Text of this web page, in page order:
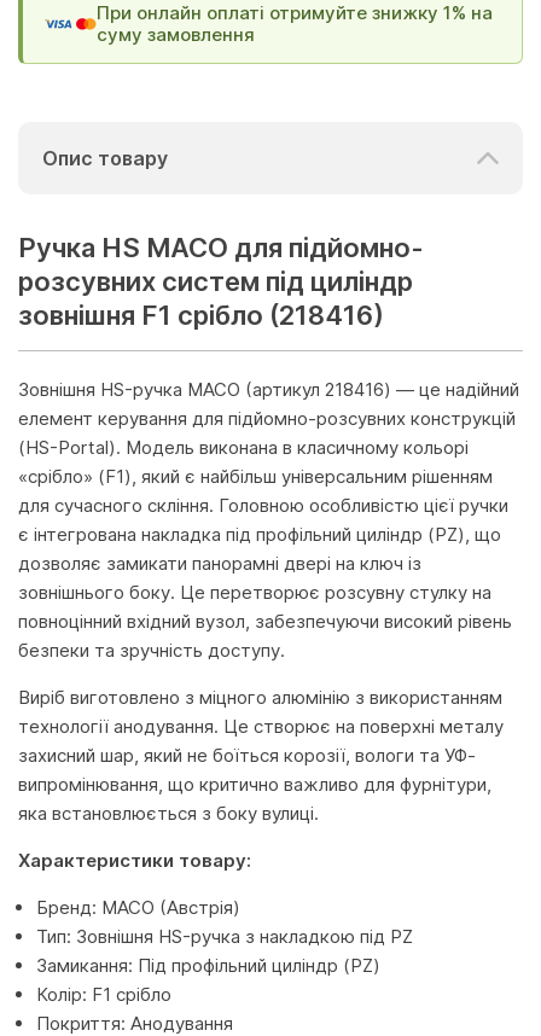
При онлайн оплаті отримуйте знижку 1% на
суму замовлення
Опис товару
Ручка HS MACO для підйомно-
розсувних систем під циліндр
зовнішня F1 срібло (218416)
Зовнішня HS-ручка MACO (артикул 218416) — це надійний
елемент керування для підйомно-розсувних конструкцій
(HS-Portal). Модель виконана в класичному кольорі
«срібло» (F1), який є найбільш універсальним рішенням
для сучасного скління. Головною особливістю цієї ручки
є інтегрована накладка під профільний циліндр (PZ), що
дозволяє замикати панорамні двері на ключ із
зовнішнього боку. Це перетворює розсувну стулку на
повноцінний вхідний вузол, забезпечуючи високий рівень
безпеки та зручність доступу.
Виріб виготовлено з міцного алюмінію з використанням
технології анодування. Це створює на поверхні металу
захисний шар, який не боїться корозії, вологи та УФ-
випромінювання, що критично важливо для фурнітури,
яка встановлюється з боку вулиці.
Характеристики товару:
Бренд: MACO (Австрія)
Тип: Зовнішня HS-ручка з накладкою під PZ
Замикання: Під профільний циліндр (PZ)
Колір: F1 срібло
Покриття: Анодування